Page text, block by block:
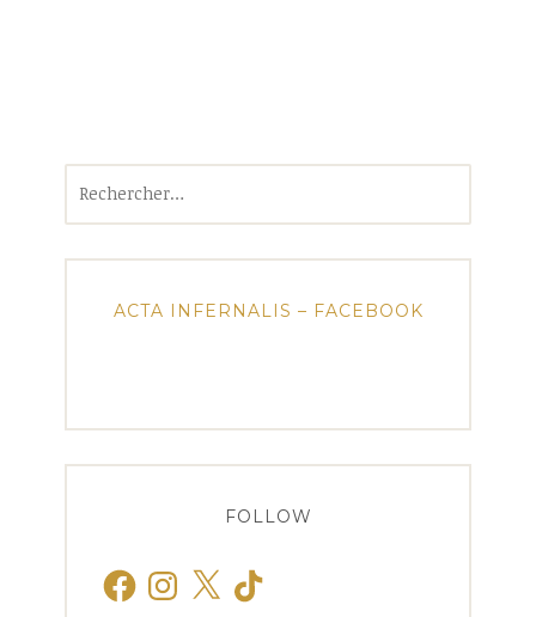
ACTA INFERNALIS – FACEBOOK
FOLLOW
FacebookInstagram
X TikTok